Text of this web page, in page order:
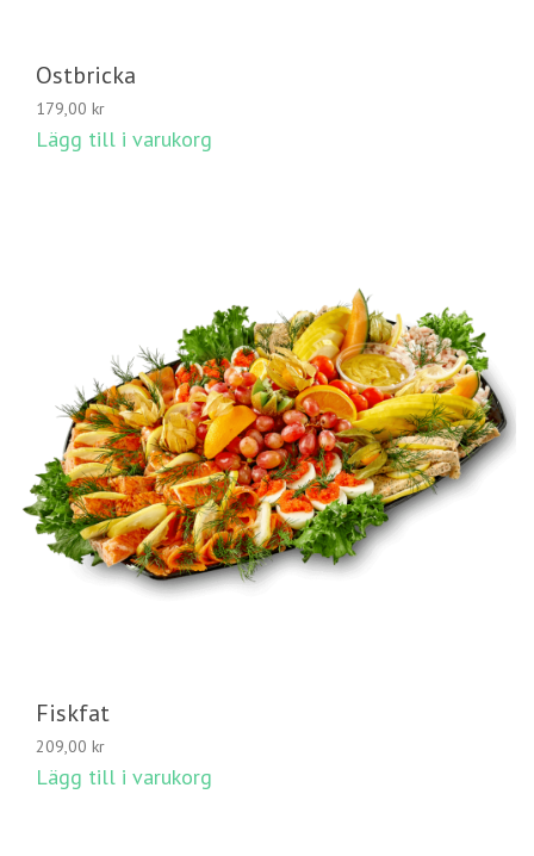
Ostbricka
179,00 kr
Lägg till i varukorg
Fiskfat
209,00 kr
Lägg till i varukorg